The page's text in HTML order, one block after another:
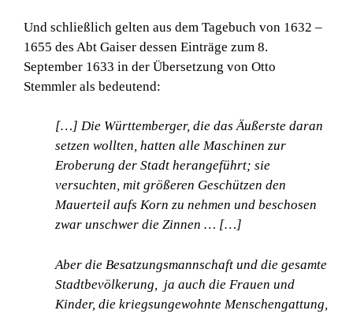
Und schließlich gelten aus dem Tagebuch von 1632 –
1655 des Abt Gaiser dessen Einträge zum 8.
September 1633 in der Übersetzung von Otto
Stemmler als bedeutend:
[…] Die Württemberger, die das Äußerste daran
setzen wollten, hatten alle Maschinen zur
Eroberung der Stadt herangeführt; sie
versuchten, mit größeren Geschützen den
Mauerteil aufs Korn zu nehmen und beschosen
zwar unschwer die Zinnen … […]
Aber die Besatzungsmannschaft und die gesamte
Stadtbevölkerung, ja auch die Frauen und
Kinder, die kriegsungewohnte Menschengattung,